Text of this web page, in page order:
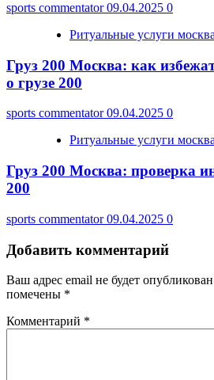
sports commentator09.04.2025 0
Ритуальные услуги москва
Груз 200 Москва: как
о грузе 200
sports commentator09.04.2025 0
Ритуальные услуги
Груз 200 Москва: проверка
200
sports commentator09.04.2025 0
Добавить комментарий
Ваш адрес email не будет
помечены *
Комментарий *